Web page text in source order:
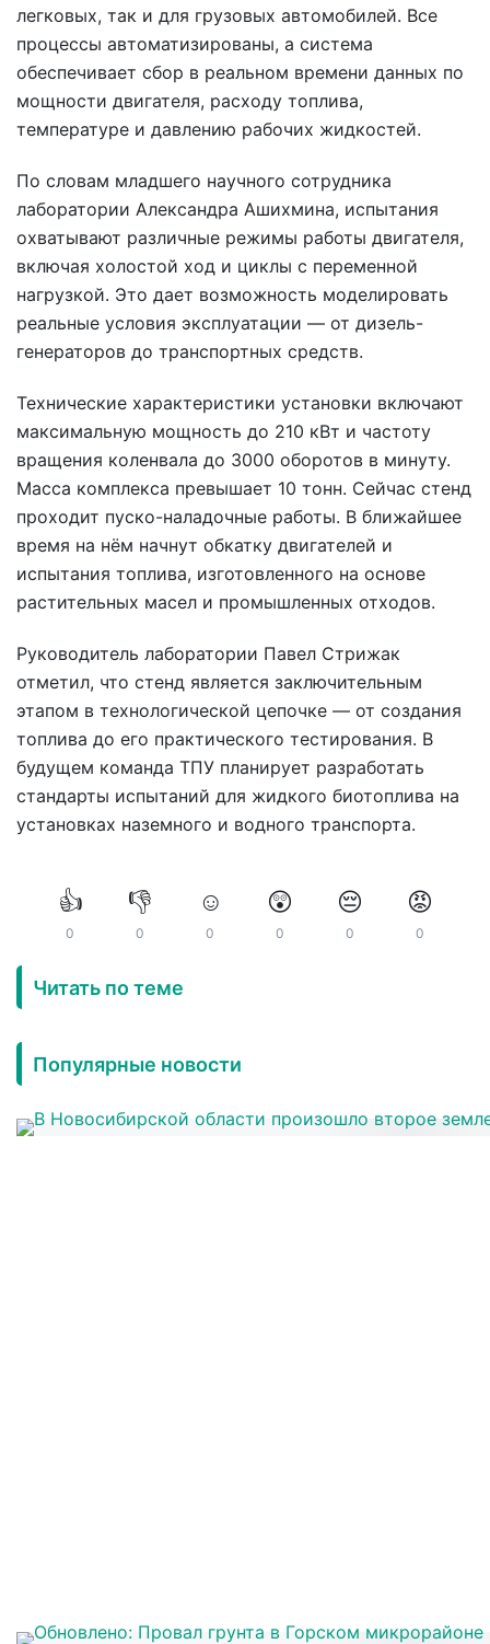
легковых, так и для грузовых автомобилей. Все
процессы автоматизированы, а система
обеспечивает сбор в реальном времени данных по
мощности двигателя, расходу топлива,
температуре и давлению рабочих жидкостей.
По словам младшего научного сотрудника
лаборатории Александра Ашихмина, испытания
охватывают различные режимы работы двигателя,
включая холостой ход и циклы с переменной
нагрузкой. Это дает возможность моделировать
реальные условия эксплуатации — от дизель-
генераторов до транспортных средств.
Технические характеристики установки включают
максимальную мощность до 210 кВт и частоту
вращения коленвала до 3000 оборотов в минуту.
Масса комплекса превышает 10 тонн. Сейчас стенд
проходит пуско-наладочные работы. В ближайшее
время на нём начнут обкатку двигателей и
испытания топлива, изготовленного на основе
растительных масел и промышленных отходов.
Руководитель лаборатории Павел Стрижак
отметил, что стенд является заключительным
этапом в технологической цепочке — от создания
топлива до его практического тестирования. В
будущем команда ТПУ планирует разработать
стандарты испытаний для жидкого биотоплива на
установках наземного и водного транспорта.
👍
0
👎
0
☺️
0
😲
0
😔
0
😡
0
Читать по теме
Популярные новости